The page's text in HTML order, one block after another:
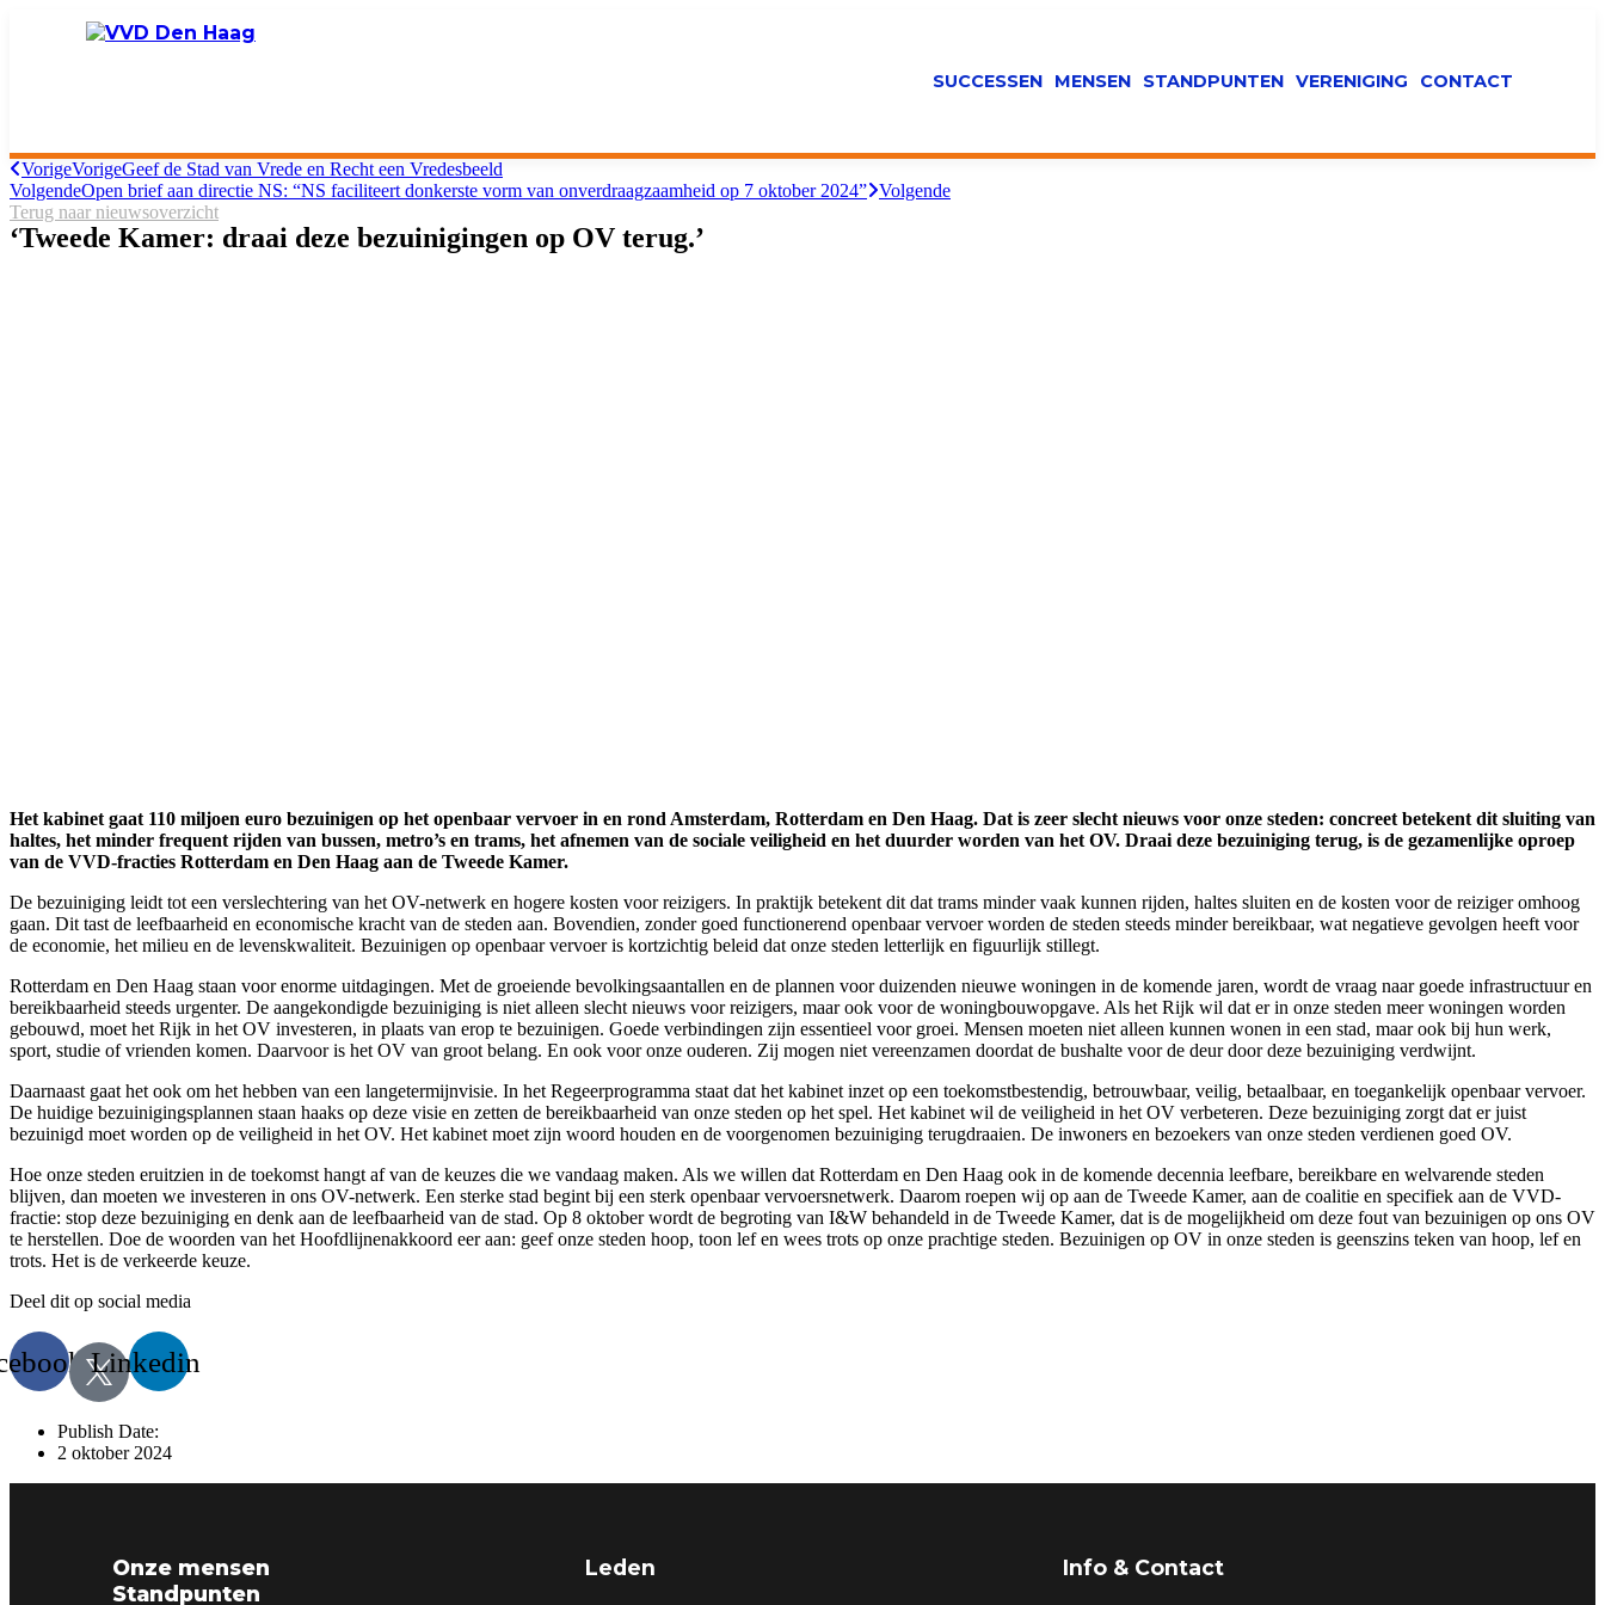
SUCCESSEN MENSEN STANDPUNTEN VERENIGING CONTACT
VorigeVorigeGeef de Stad van Vrede en Recht een Vredesbeeld
VolgendeOpen brief aan directie NS: “NS faciliteert donkerste vorm van onverdraagzaamheid op 7 oktober 2024” Volgende
Terug naar nieuwsoverzicht
‘Tweede Kamer: draai deze bezuinigingen op OV terug.’
Het kabinet gaat 110 miljoen euro bezuinigen op het openbaar vervoer in en rond Amsterdam, Rotterdam en Den Haag. Dat is zeer slecht nieuws voor onze steden: concreet betekent dit sluiting van
haltes, het minder frequent rijden van bussen, metro’s en trams, het afnemen van de sociale veiligheid en het duurder worden van het OV. Draai deze bezuiniging terug, is de gezamenlijke oproep
van de VVD-fracties Rotterdam en Den Haag aan de Tweede Kamer.
De bezuiniging leidt tot een verslechtering van het OV-netwerk en hogere kosten voor reizigers. In praktijk betekent dit dat trams minder vaak kunnen rijden, haltes sluiten en de kosten voor de reiziger omhoog
gaan. Dit tast de leefbaarheid en economische kracht van de steden aan. Bovendien, zonder goed functionerend openbaar vervoer worden de steden steeds minder bereikbaar, wat negatieve gevolgen heeft voor
de economie, het milieu en de levenskwaliteit. Bezuinigen op openbaar vervoer is kortzichtig beleid dat onze steden letterlijk en figuurlijk stillegt.
Rotterdam en Den Haag staan voor enorme uitdagingen. Met de groeiende bevolkingsaantallen en de plannen voor duizenden nieuwe woningen in de komende jaren, wordt de vraag naar goede infrastructuur en
bereikbaarheid steeds urgenter. De aangekondigde bezuiniging is niet alleen slecht nieuws voor reizigers, maar ook voor de woningbouwopgave. Als het Rijk wil dat er in onze steden meer woningen worden
gebouwd, moet het Rijk in het OV investeren, in plaats van erop te bezuinigen. Goede verbindingen zijn essentieel voor groei. Mensen moeten niet alleen kunnen wonen in een stad, maar ook bij hun werk,
sport, studie of vrienden komen. Daarvoor is het OV van groot belang. En ook voor onze ouderen. Zij mogen niet vereenzamen doordat de bushalte voor de deur door deze bezuiniging verdwijnt.
Daarnaast gaat het ook om het hebben van een langetermijnvisie. In het Regeerprogramma staat dat het kabinet inzet op een toekomstbestendig, betrouwbaar, veilig, betaalbaar, en toegankelijk openbaar vervoer.
De huidige bezuinigingsplannen staan haaks op deze visie en zetten de bereikbaarheid van onze steden op het spel. Het kabinet wil de veiligheid in het OV verbeteren. Deze bezuiniging zorgt dat er juist
bezuinigd moet worden op de veiligheid in het OV. Het kabinet moet zijn woord houden en de voorgenomen bezuiniging terugdraaien. De inwoners en bezoekers van onze steden verdienen goed OV.
Hoe onze steden eruitzien in de toekomst hangt af van de keuzes die we vandaag maken. Als we willen dat Rotterdam en Den Haag ook in de komende decennia leefbare, bereikbare en welvarende steden
blijven, dan moeten we investeren in ons OV-netwerk. Een sterke stad begint bij een sterk openbaar vervoersnetwerk. Daarom roepen wij op aan de Tweede Kamer, aan de coalitie en specifiek aan de VVD-
fractie: stop deze bezuiniging en denk aan de leefbaarheid van de stad. Op 8 oktober wordt de begroting van I&W behandeld in de Tweede Kamer, dat is de mogelijkheid om deze fout van bezuinigen op ons OV
te herstellen. Doe de woorden van het Hoofdlijnenakkoord eer aan: geef onze steden hoop, toon lef en wees trots op onze prachtige steden. Bezuinigen op OV in onze steden is geenszins teken van hoop, lef en
trots. Het is de verkeerde keuze.
Deel dit op social media
Linkedin
Publish Date:
2 oktober 2024
Onze mensen
Standpunten
Leden Info & Contact